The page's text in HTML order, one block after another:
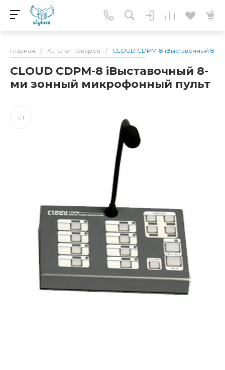
Главная / Каталог товаров / CLOUD CDPM-8 iВыставочный 8-
CLOUD CDPM-8 iВыставочный 8-
ми зонный микрофонный пульт